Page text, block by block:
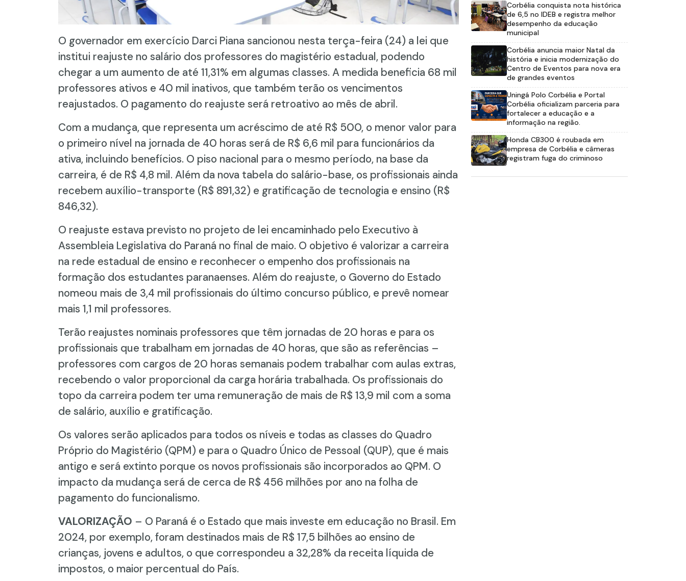
O governador em exercício Darci Piana sancionou nesta terça-feira (24) a lei que
institui reajuste no salário dos professores do magistério estadual, podendo
chegar a um aumento de até 11,31% em algumas classes. A medida beneficia 68 mil
professores ativos e 40 mil inativos, que também terão os vencimentos
reajustados. O pagamento do reajuste será retroativo ao mês de abril.
Com a mudança, que representa um acréscimo de até R$ 500, o menor valor para
o primeiro nível na jornada de 40 horas será de R$ 6,6 mil para funcionários da
ativa, incluindo benefícios. O piso nacional para o mesmo período, na base da
carreira, é de R$ 4,8 mil. Além da nova tabela do salário-base, os profissionais ainda
recebem auxílio-transporte (R$ 891,32) e gratificação de tecnologia e ensino (R$
846,32).
O reajuste estava previsto no projeto de lei encaminhado pelo Executivo à
Assembleia Legislativa do Paraná no final de maio. O objetivo é valorizar a carreira
na rede estadual de ensino e reconhecer o empenho dos profissionais na
formação dos estudantes paranaenses. Além do reajuste, o Governo do Estado
nomeou mais de 3,4 mil profissionais do último concurso público, e prevê nomear
mais 1,1 mil professores.
Terão reajustes nominais professores que têm jornadas de 20 horas e para os
profissionais que trabalham em jornadas de 40 horas, que são as referências –
professores com cargos de 20 horas semanais podem trabalhar com aulas extras,
recebendo o valor proporcional da carga horária trabalhada. Os profissionais do
topo da carreira podem ter uma remuneração de mais de R$ 13,9 mil com a soma
de salário, auxílio e gratificação.
Os valores serão aplicados para todos os níveis e todas as classes do Quadro
Próprio do Magistério (QPM) e para o Quadro Único de Pessoal (QUP), que é mais
antigo e será extinto porque os novos profissionais são incorporados ao QPM. O
impacto da mudança será de cerca de R$ 456 milhões por ano na folha de
pagamento do funcionalismo.
VALORIZAÇÃO – O Paraná é o Estado que mais investe em educação no Brasil. Em
2024, por exemplo, foram destinados mais de R$ 17,5 bilhões ao ensino de
crianças, jovens e adultos, o que correspondeu a 32,28% da receita líquida de
impostos, o maior percentual do País.
Corbélia conquista nota histórica
de 6,5 no IDEB e registra melhor
desempenho da educação
municipal
Corbélia anuncia maior Natal da
história e inicia modernização do
Centro de Eventos para nova era
de grandes eventos
Uningá Polo Corbélia e Portal
Corbélia oficializam parceria para
fortalecer a educação e a
informação na região.
Honda CB300 é roubada em
empresa de Corbélia e câmeras
registram fuga do criminoso